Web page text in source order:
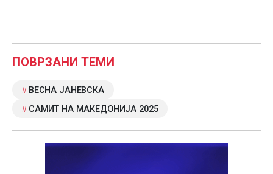
ПОВРЗАНИ ТЕМИ
ВЕСНА ЈАНЕВСКА
САМИТ НА МАКЕДОНИЈА 2025